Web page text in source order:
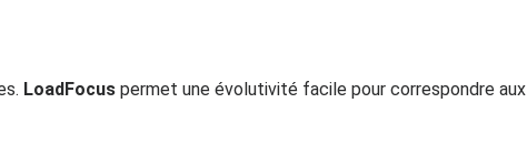
LoadFocus permet une évolutivité facile pour correspondre aux